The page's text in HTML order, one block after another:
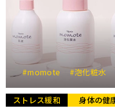
#momote #泡化粧水
ストレス緩和 身体の健